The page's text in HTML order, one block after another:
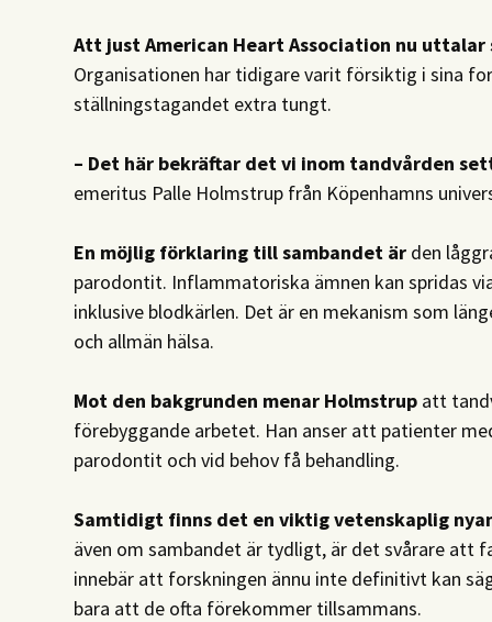
Att just American Heart Association nu uttalar
Organisationen har tidigare varit försiktig i sina
ställningstagandet extra tungt.
– Det här bekräftar det vi inom tandvården
emeritus Palle Holmstrup från Köpenhamns
En möjlig förklaring till sambandet är den
parodontit. Inflammatoriska ämnen kan spridas
inklusive blodkärlen. Det är en mekanism som
och allmän hälsa.
Mot den bakgrunden menar Holmstrup att
förebyggande arbetet. Han anser att patienter
parodontit och vid behov få behandling.
Samtidigt finns det en viktig vetenskaplig
även om sambandet är tydligt, är det svårare att
innebär att forskningen ännu inte definitivt kan
bara att de ofta förekommer tillsammans.